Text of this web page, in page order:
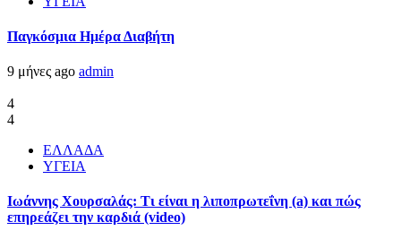
Παγκόσμια Ημέρα Διαβήτη
9 μήνες ago admin
4
4
ΕΛΛΑΔΑ
ΥΓΕΙΑ
Ιωάννης Χουρσαλάς: Τι είναι η λιποπρωτεΐνη (a) και πώς
επηρεάζει την καρδιά (video)